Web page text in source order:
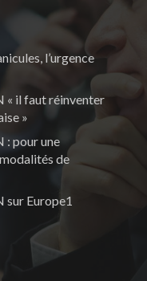
l’urgence
il faut réinventer
»
: pour une
de
Europe1